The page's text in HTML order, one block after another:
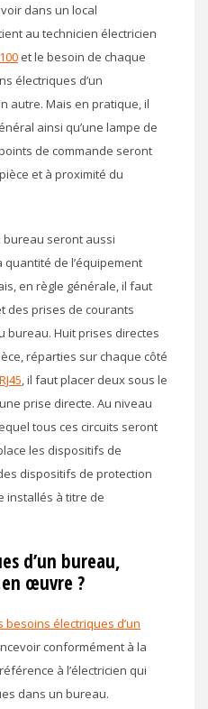
dans un local
au technicien électricien
et le besoin de chaque
électriques d’un
autre. Mais en pratique, il
ainsi qu’une lampe de
de commande seront
et à proximité du
bureau seront aussi
de l’équipement
en règle générale, il faut
des prises de courants
bureau. Huit prises directes
réparties sur chaque côté
, il faut placer deux sous le
prise directe. Au niveau
tous ces circuits seront
les dispositifs de
dispositifs de protection
installés à titre de
d’un bureau,
œuvre ?
besoins électriques d’un
conformément à la
à l’électricien qui
dans un bureau.